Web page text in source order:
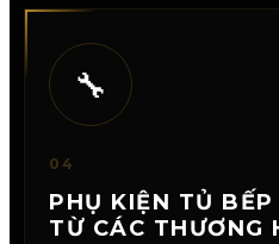
🔧
04
PHỤ KIỆN TỦ
TỪ CÁC THƯƠNG